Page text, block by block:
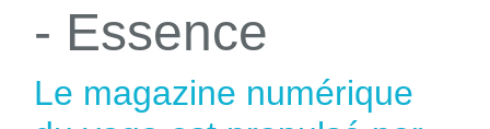
- Essence
Le magazine numérique